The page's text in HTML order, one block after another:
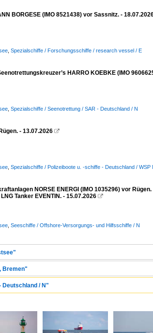
BORGESE (IMO 8521438) vor Sassnitz. -
Spezialschiffe / Forschungsschiffe / research vessel / E
HARRO KOEBKE (IMO
Spezialschiffe / Seenotrettung / SAR - Deutschland / N
- 13.07.2026 
Spezialschiffe / Polizeiboote u. -schiffe - Deutschland /
NORSE ENERGI (IMO 1035296) vor
Tanker EVENTIN. - 15.07.2026 
Seeschiffe / Offshore-Versorgungs- und Hilfsschiffe / N
Bremen"
Deutschland / N"